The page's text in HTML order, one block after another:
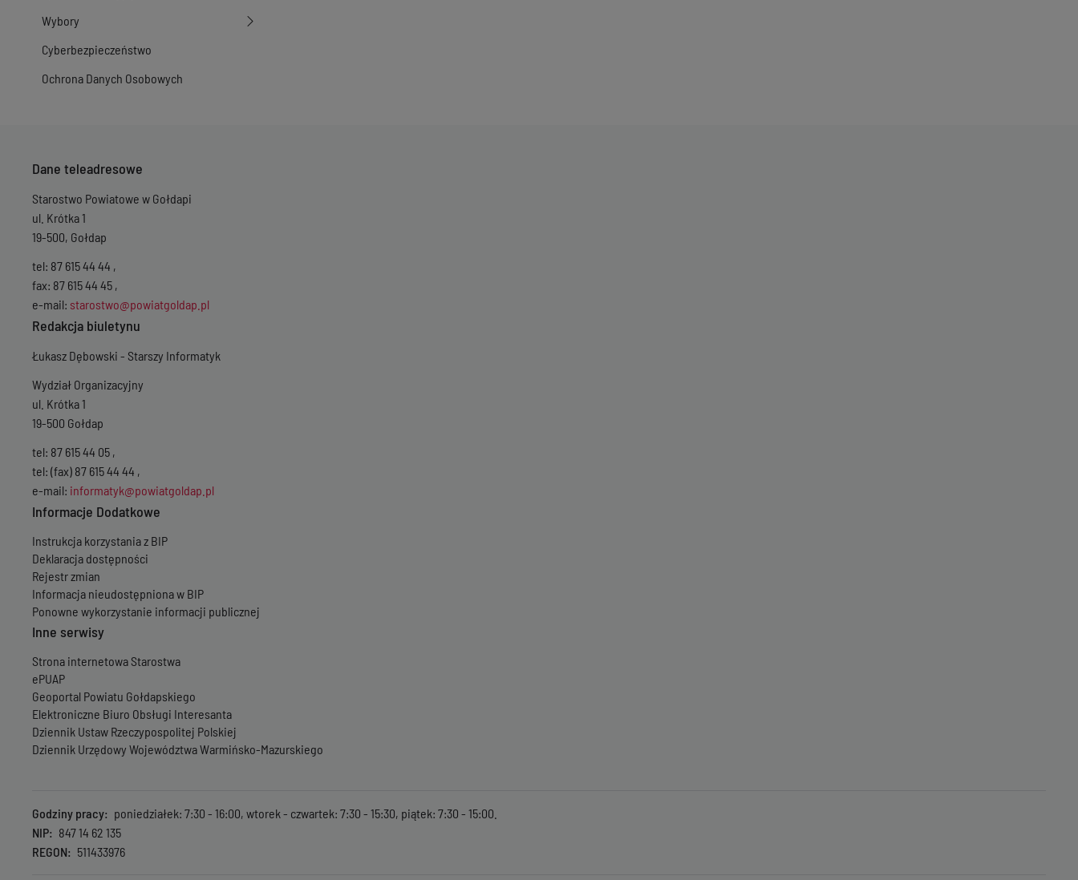
Wybory
Cyberbezpieczeństwo
Ochrona Danych Osobowych
Dane teleadresowe
Starostwo Powiatowe w Gołdapi
ul. Krótka 1
19-500, Gołdap
tel: 87 615 44 44 ,
fax: 87 615 44 45 ,
e-mail: starostwo@powiatgoldap.pl
Redakcja biuletynu
Łukasz Dębowski - Starszy Informatyk
Wydział Organizacyjny
ul. Krótka 1
19-500 Gołdap
tel: 87 615 44 05 ,
tel: (fax) 87 615 44 44 ,
e-mail: informatyk@powiatgoldap.pl
Informacje Dodatkowe
Instrukcja korzystania z BIP
Deklaracja dostępności
Rejestr zmian
Informacja nieudostępniona w BIP
Ponowne wykorzystanie informacji publicznej
Inne serwisy
Strona internetowa Starostwa
ePUAP
Geoportal Powiatu Gołdapskiego
Elektroniczne Biuro Obsługi Interesanta
Dziennik Ustaw Rzeczypospolitej Polskiej
Dziennik Urzędowy Województwa Warmińsko-Mazurskiego
Godziny pracy
poniedziałek: 7:30 - 16:00, wtorek - czwartek: 7:30 - 15:30, piątek: 7:30 - 15:00.
NIP
847 14 62 135
REGON
511433976